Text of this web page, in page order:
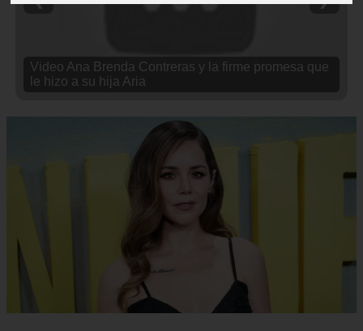
Video Ana Brenda Contreras y la firme promesa que
le hizo a su hija Aria